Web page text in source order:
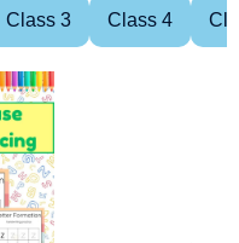
Class 3 Class 4